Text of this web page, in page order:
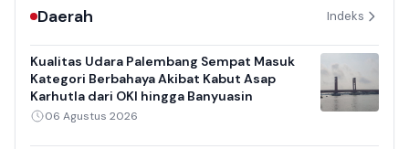
Daerah Indeks
Kualitas Udara Palembang Sempat Masuk
Kategori Berbahaya Akibat Kabut Asap
Karhutla dari OKI hingga Banyuasin
06 Agustus 2026